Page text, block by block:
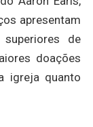
apresentam
de
doações
igreja quanto